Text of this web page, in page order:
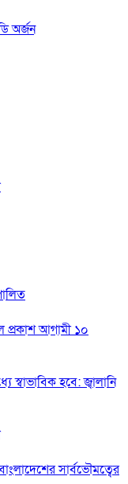
অর্জন
প্রকাশ আগামী ১০
হবে: জ্বালানি
সার্বভৌমত্বের